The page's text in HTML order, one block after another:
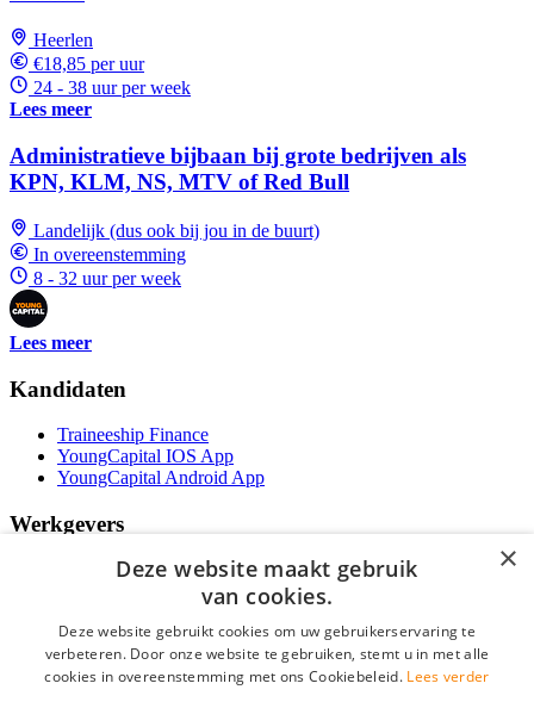
Heerlen
€18,85 per uur
24 - 38 uur per week
Lees meer
Administratieve bijbaan bij grote bedrijven als
KPN, KLM, NS, MTV of Red Bull
Landelijk (dus ook bij jou in de buurt)
In overeenstemming
8 - 32 uur per week
Lees meer
Kandidaten
Traineeship Finance
YoungCapital IOS App
YoungCapital Android App
Werkgevers
Het concept
Traineeship WFT-specialist
Brochure aanvragen
Vacature aanmelden
F.A.Q
×
Deze website maakt gebruik
van cookies.
Deze website gebruikt cookies om uw gebruikerservaring te
verbeteren. Door onze website te gebruiken, stemt u in met alle
cookies in overeenstemming met ons Cookiebeleid. Lees verder